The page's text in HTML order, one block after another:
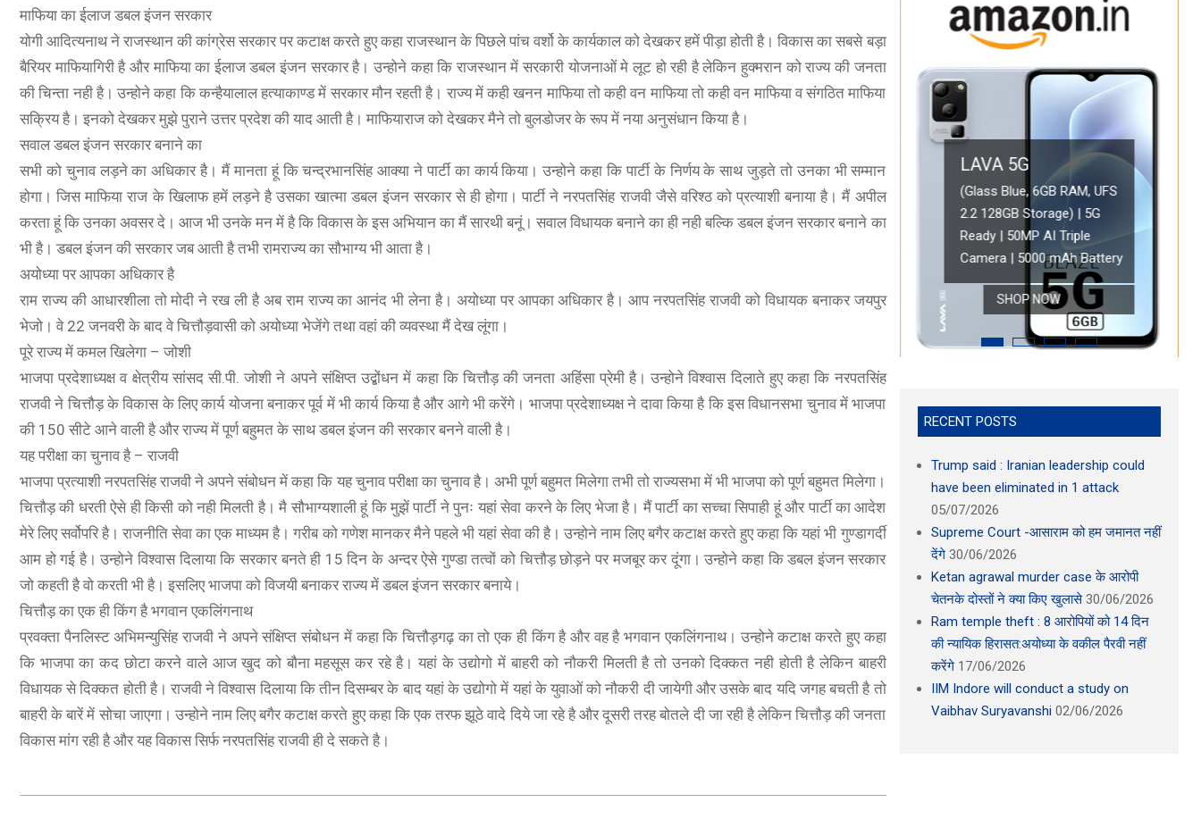
माफिया का ईलाज डबल इंजन सरकार
योगी आदित्यनाथ ने राजस्थान की कांग्रेस सरकार पर कटाक्ष करते हुए कहा राजस्थान के पिछले पांच वर्शो के कार्यकाल को देखकर हमें पीड़ा होती है। विकास का सबसे बड़ा
बैरियर माफियागिरी है और माफिया का ईलाज डबल इंजन सरकार है। उन्होने कहा कि राजस्थान में सरकारी योजनाओं मे लूट हो रही है लेकिन हुक्मरान को राज्य की जनता
की चिन्ता नही है। उन्होने कहा कि कन्हैयालाल हत्याकाण्ड में सरकार मौन रहती है। राज्य में कही खनन माफिया तो कही वन माफिया तो कही वन माफिया व संगठित माफिया
सक्रिय है। इनको देखकर मुझे पुराने उत्तर प्रदेश की याद आती है। माफियाराज को देखकर मैने तो बुलडोजर के रूप में नया अनुसंधान किया है।
सवाल डबल इंजन सरकार बनाने का
सभी को चुनाव लड़ने का अधिकार है। मैं मानता हूं कि चन्द्रभानसिंह आक्या ने पार्टी का कार्य किया। उन्होने कहा कि पार्टी के निर्णय के साथ जुड़ते तो उनका भी सम्मान
होगा। जिस माफिया राज के खिलाफ हमें लड़ने है उसका खात्मा डबल इंजन सरकार से ही होगा। पार्टी ने नरपतसिंह राजवी जैसे वरिश्ठ को प्रत्याशी बनाया है। मैं अपील
करता हूं कि उनका अवसर दे। आज भी उनके मन में है कि विकास के इस अभियान का मैं सारथी बनूं। सवाल विधायक बनाने का ही नही बल्कि डबल इंजन सरकार बनाने का
भी है। डबल इंजन की सरकार जब आती है तभी रामराज्य का सौभाग्य भी आता है।
अयोध्या पर आपका अधिकार है
राम राज्य की आधारशीला तो मोदी ने रख ली है अब राम राज्य का आनंद भी लेना है। अयोध्या पर आपका अधिकार है। आप नरपतसिंह राजवी को विधायक बनाकर जयपुर
भेजो। वे 22 जनवरी के बाद वे चित्तौड़वासी को अयोध्या भेजेंगे तथा वहां की व्यवस्था मैं देख लूंगा।
पूरे राज्य में कमल खिलेगा – जोशी
भाजपा प्रदेशाध्यक्ष व क्षेत्रीय सांसद सी.पी. जोशी ने अपने संक्षिप्त उद्बोंधन में कहा कि चित्तौड़ की जनता अहिंसा प्रेमी है। उन्होने विश्वास दिलाते हुए कहा कि नरपतसिंह
राजवी ने चित्तौड़ के विकास के लिए कार्य योजना बनाकर पूर्व में भी कार्य किया है और आगे भी करेंगे। भाजपा प्रदेशाध्यक्ष ने दावा किया है कि इस विधानसभा चुनाव में भाजपा
की 150 सीटे आने वाली है और राज्य में पूर्ण बहुमत के साथ डबल इंजन की सरकार बनने वाली है।
यह परीक्षा का चुनाव है – राजवी
भाजपा प्रत्याशी नरपतसिंह राजवी ने अपने संबोधन में कहा कि यह चुनाव परीक्षा का चुनाव है। अभी पूर्ण बहुमत मिलेगा तभी तो राज्यसभा में भी भाजपा को पूर्ण बहुमत मिलेगा।
चित्तौड़ की धरती ऐसे ही किसी को नही मिलती है। मै सौभाग्यशाली हूं कि मुझें पार्टी ने पुनः यहां सेवा करने के लिए भेजा है। मैं पार्टी का सच्चा सिपाही हूं और पार्टी का आदेश
मेरे लिए सर्वोपरि है। राजनीति सेवा का एक माध्यम है। गरीब को गणेश मानकर मैने पहले भी यहां सेवा की है। उन्होने नाम लिए बगैर कटाक्ष करते हुए कहा कि यहां भी गुण्डागर्दी
आम हो गई है। उन्होने विश्वास दिलाया कि सरकार बनते ही 15 दिन के अन्दर ऐसे गुण्डा तत्वों को चित्तौड़ छोड़ने पर मजबूर कर दूंगा। उन्होने कहा कि डबल इंजन सरकार
जो कहती है वो करती भी है। इसलिए भाजपा को विजयी बनाकर राज्य में डबल इंजन सरकार बनाये।
चित्तौड़ का एक ही किंग है भगवान एकलिंगनाथ
प्रवक्ता पैनलिस्ट अभिमन्युसिंह राजवी ने अपने संक्षिप्त संबोधन में कहा कि चित्तौड़गढ़ का तो एक ही किंग है और वह है भगवान एकलिंगनाथ। उन्होने कटाक्ष करते हुए कहा
कि भाजपा का कद छोटा करने वाले आज खुद को बौना महसूस कर रहे है। यहां के उद्योगो में बाहरी को नौकरी मिलती है तो उनको दिक्कत नही होती है लेकिन बाहरी
विधायक से दिक्कत होती है। राजवी ने विश्वास दिलाया कि तीन दिसम्बर के बाद यहां के उद्योगो में यहां के युवाओं को नौकरी दी जायेगी और उसके बाद यदि जगह बचती है तो
बाहरी के बारें में सोचा जाएगा। उन्होने नाम लिए बगैर कटाक्ष करते हुए कहा कि एक तरफ झूठे वादे दिये जा रहे है और दूसरी तरह बोतले दी जा रही है लेकिन चित्तौड़ की जनता
विकास मांग रही है और यह विकास सिर्फ नरपतसिंह राजवी ही दे सकते है।
A78 5G
5G (Glowing Blue, 8GB RAM, 128 Storage) | 5000 mAh
with 33W SUPERVOOC Charger| 50MP AI Camera | 90Hz
Rate | with No Cost EMI/Additional Exchange Offers
SHOP NOW
LAVA 5G
(Glass Blue, 6GB RAM, UFS
2.2 128GB Storage) | 5G
Ready | 50MP AI Triple
Camera | 5000 mAh Battery
SHOP NOW
BOAT
SHOP NOW
ONEPLUS 5G
OnePlus Nord CE 2 Lite 5G (Blue Tide, 6GB RAM, 128GB Storage)
SHOP NOW
OPPO A78 5G
Oppo A78 5G
Battery with 33W
Refresh Rate | with
RECENT POSTS
Trump said : Iranian leadership could
have been eliminated in 1 attack
05/07/2026
Supreme Court -आसाराम को हम जमानत नहीं
देंगे 30/06/2026
Ketan agrawal murder case के आरोपी
चेतनके दोस्तों ने क्या किए खुलासे 30/06/2026
Ram temple theft : 8 आरोपियों को 14 दिन
की न्यायिक हिरासत:अयोध्या के वकील पैरवी नहीं
करेंगे 17/06/2026
IIM Indore will conduct a study on
Vaibhav Suryavanshi 02/06/2026